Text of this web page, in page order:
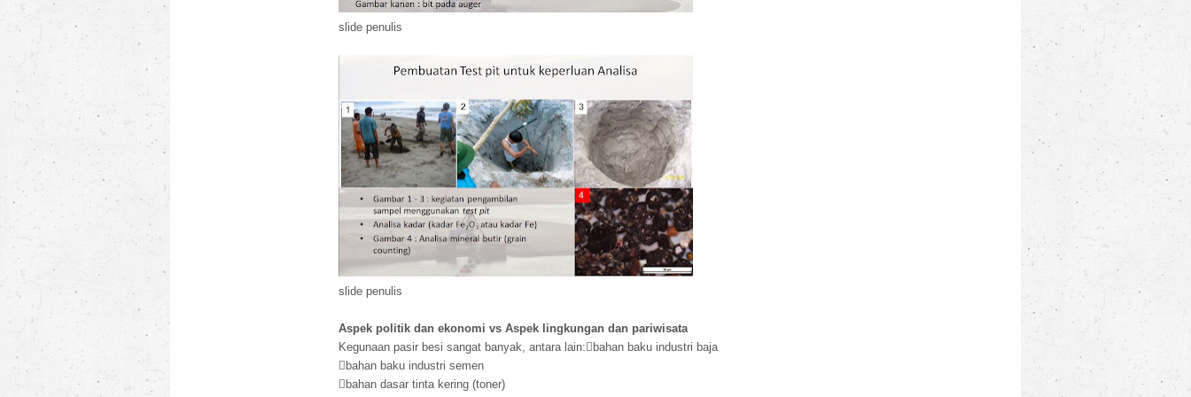
slide penulis
slide penulis
Aspek politik dan ekonomi vs Aspek lingkungan dan pariwisata
Kegunaan pasir besi sangat banyak, antara lain:  bahan baku industri baja
bahan baku industri semen
bahan dasar tinta kering (toner)